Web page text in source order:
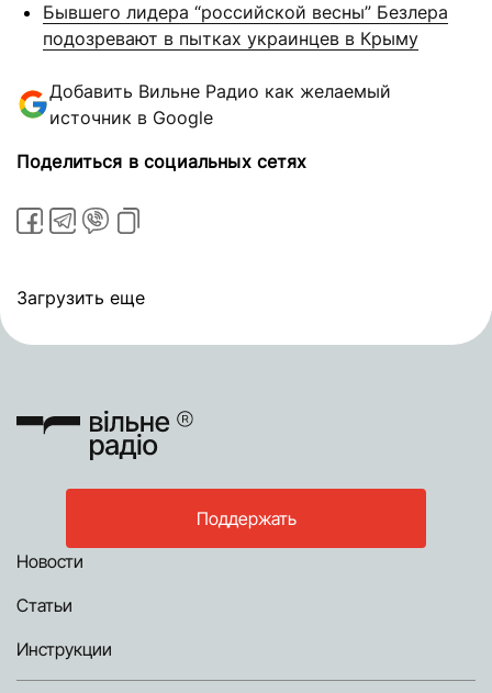
Бывшего лидера “российской весны” Безлера
подозревают в пытках украинцев в Крыму
Добавить Вильне Радио как желаемый
источник в Google
Поделиться в социальных сетях
Загрузить еще
Поддержать
Новости
Статьи
Инструкции